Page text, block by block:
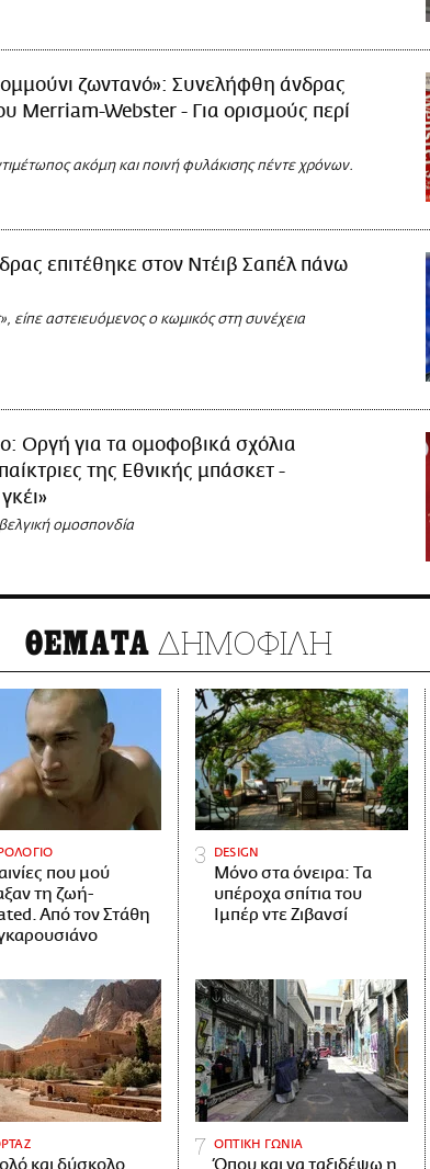
ζωντανό»: Συνελήφθη άνδρας
Merriam-Webster - Για ορισμούς περί
ακόμη και ποινή φυλάκισης πέντε χρόνων.
επιτέθηκε στον Ντέιβ Σαπέλ πάνω
είπε αστειευόμενος ο κωμικός στη συνέχεια
Οργή για τα ομοφοβικά σχόλια
της Εθνικής μπάσκετ -
ομοσπονδία
ΘΕΜΑΤΑ ΔΗΜΟΦΙΛΗ
που μού
τη ζωή-
Aπό τον Στάθη
DESIGN
Μόνο στα όνειρα: Τα
υπέροχα σπίτια του
Ιμπέρ ντε Ζιβανσί
και δύσκολο
ΟΠΤΙΚΗ ΓΩΝΙΑ
Όπου και να ταξιδέψω η